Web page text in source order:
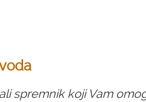
spremnik koji Vam